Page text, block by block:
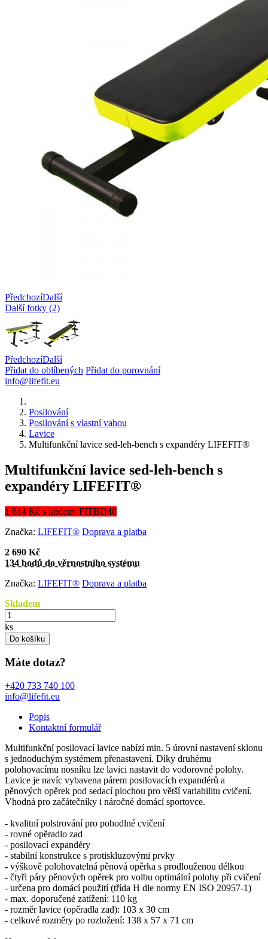
PředchozíDalší
Další fotky (2)
PředchozíDalší
Přidat do oblíbených Přidat do porovnání
info@lifefit.eu
Posilování
Posilování s vlastní vahou
Lavice
Multifunkční lavice sed-leh-bench s expandéry LIFEFIT®
Multifunkční lavice sed-leh-bench s
expandéry LIFEFIT®
1 614 Kč s kódem: FITBD40
Značka: LIFEFIT® Doprava a platba
2 690 Kč
134 bodů do věrnostního systému
Značka: LIFEFIT® Doprava a platba
Skladem
ks
Do košíku
Máte dotaz?
+420 733 740 100
info@lifefit.eu
Popis
Kontaktní formulář
Multifunkční posilovací lavice nabízí min. 5 úrovní nastavení sklonu
s jednoduchým systémem přenastavení. Díky druhému
polohovacímu nosníku lze lavici nastavit do vodorovné polohy.
Lavice je navíc vybavena párem posilovacích expandérů a
pěnových opěrek pod sedací plochou pro větší variabilitu cvičení.
Vhodná pro začátečníky i náročné domácí sportovce.
- kvalitní polstrování pro pohodlné cvičení
- rovné opěradlo zad
- posilovací expandéry
- stabilní konstrukce s protiskluzovými prvky
- výškově polohovatelná pěnová opěrka s prodlouženou délkou
- čtyři páry pěnových opěrek pro volbu optimální polohy při cvičení
- určena pro domácí použití (třída H dle normy EN ISO 20957-1)
- max. doporučené zatížení: 110 kg
- rozměr lavice (opěradla zad): 103 x 30 cm
- celkové rozměry po rozložení: 138 x 57 x 71 cm